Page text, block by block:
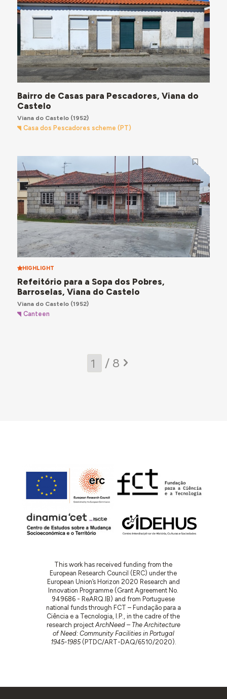
Bairro de Casas para Pescadores, Viana do
Castelo
Viana do Castelo(1952)
Casa dos Pescadores scheme (PT)
HIGHLIGHT
Refeitório para a Sopa dos Pobres,
Barroselas, Viana do Castelo
Viana do Castelo(1952)
Canteen
/ 8
This work has received funding from the
European Research Council (ERC) under the
European Union’s Horizon 2020 Research and
Innovation Programme (Grant Agreement No.
949686 - ReARQ.IB) and from Portuguese
national funds through FCT – Fundação para a
Ciência e a Tecnologia, I.P., in the cadre of the
research project ArchNeed – The Architecture
of Need: Community Facilities in Portugal
1945-1985(PTDC/ART-DAQ/6510/2020).